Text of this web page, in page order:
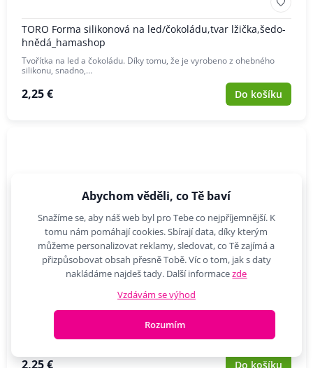
TORO Forma silikonová na led/čokoládu,tvar lžička,šedo-
hnědá_hamashop
Tvořítka na led a čokoládu. Díky tomu, že je vyrobeno z ohebného
silikonu, snadno,…
2,25 € Do košíku
TORO Forma silikonová na led/čokoládu,tvar
lžička,krémová_hamashop
Tvořítka na led a čokoládu. Díky tomu, že je vyrobeno z ohebného
silikonu, snadno,…
2,25 € Do košíku
Abychom věděli, co Tě baví
Snažíme se, aby náš web byl pro Tebe co nejpříjemnější. K
tomu nám pomáhají cookies. Sbírají data, díky kterým
můžeme personalizovat reklamy, sledovat, co Tě zajímá a
přizpůsobovat obsah přesně Tobě. Víc o tom, jak s daty
nakládáme najdeš tady. Další informacezde
Vzdávám se výhod
Rozumím